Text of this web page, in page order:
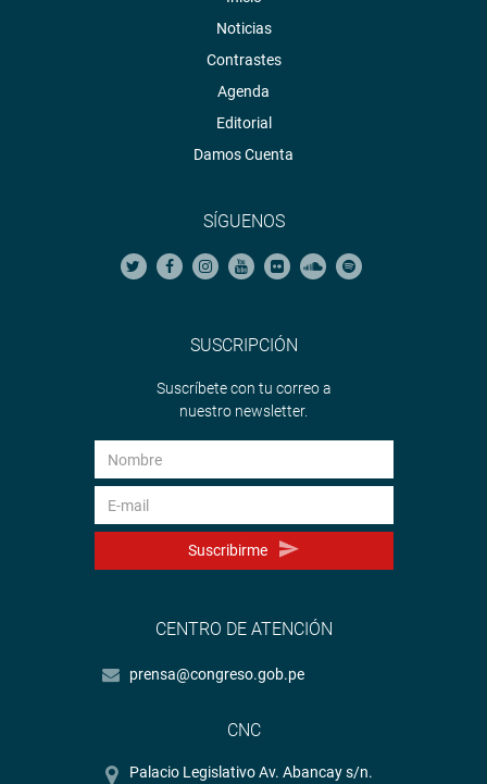
Noticias
Contrastes
Agenda
Editorial
Damos Cuenta
SÍGUENOS
SUSCRIPCIÓN
Suscríbete con tu correo a
nuestro newsletter.
Suscribirme
CENTRO DE ATENCIÓN
prensa@congreso.gob.pe
CNC
Palacio Legislativo Av. Abancay s/n.